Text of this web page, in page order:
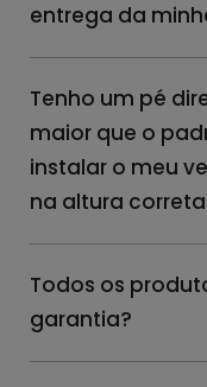
entrega da
Tenho um pé
maior que o
instalar o meu
na altura
Todos os
garantia?